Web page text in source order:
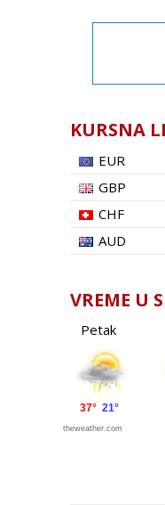
KURSNA
EUR
GBP
CHF
AUD
VREME U
Petak